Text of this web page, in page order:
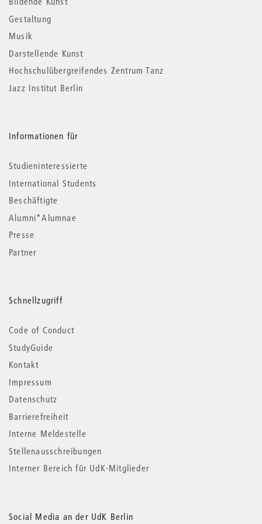
Gestaltung
Musik
Darstellende Kunst
Hochschulübergreifendes Zentrum Tanz
Jazz Institut Berlin
Informationen für
Studieninteressierte
International Students
Beschäftigte
Alumni*Alumnae
Presse
Partner
Schnellzugriff
Code of Conduct
StudyGuide
Kontakt
Impressum
Datenschutz
Barrierefreiheit
Interne Meldestelle
Stellenausschreibungen
Interner Bereich für UdK-Mitglieder
Social Media an der UdK Berlin